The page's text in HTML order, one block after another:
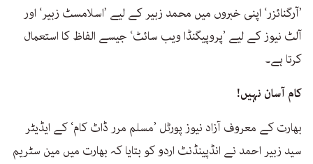
’آرگنائزر‘ اپنی خبروں میں محمد زبیر کے لیے ’اسلامسٹ زبیر‘ اور
آلٹ نیوز کے لیے ’پروپیگنڈا ویب سائٹ‘ جیسے الفاظ کا استعمال
کرتا ہے۔
کام آسان نہیں!
بھارت کے معروف آزاد نیوز پورٹل ’مسلم مرر ڈاٹ کام‘ کے ایڈیٹر
سید زبیر احمد نے انڈپینڈنٹ اردو کو بتایا کہ بھارت میں مین سٹریم